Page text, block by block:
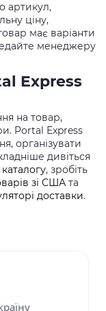
артикул,
ціну,
має варіанти
менеджеру
Express
на товар,
Portal Express
організувати
дивіться
, зробіть
зі США та
доставки.